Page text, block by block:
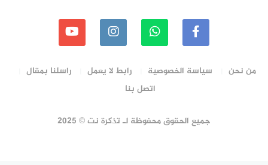
من نحن سياسة الخصوصية رابط لا يعمل
راسلنا بمقال
اتصل بنا
جميع الحقوق محفوظة لـ تذكرة نت © 2025